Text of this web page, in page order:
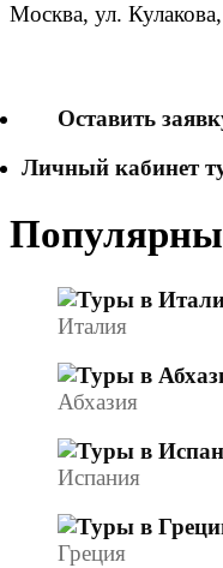
Москва, ул.
Оставить
Личный кабинет
Италия
Абхазия
Испания
Греция